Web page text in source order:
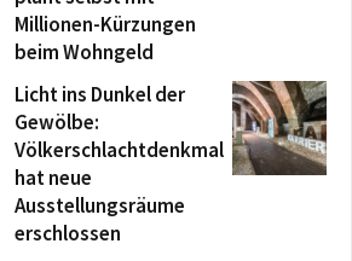
Millionen-Kürzungen
beim Wohngeld
Licht ins Dunkel der
Gewölbe:
Völkerschlachtdenkmal
hat neue
Ausstellungsräume
erschlossen